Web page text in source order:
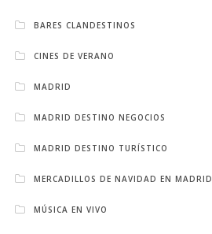
BARES CLANDESTINOS
CINES DE VERANO
MADRID
MADRID DESTINO NEGOCIOS
MADRID DESTINO TURÍSTICO
MERCADILLOS DE NAVIDAD EN MADRID
MÚSICA EN VIVO